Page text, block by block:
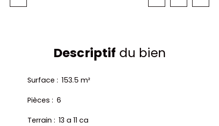
Descriptif du bien
Surface : 153.5 m²
Pièces : 6
Terrain : 13 a 11 ca